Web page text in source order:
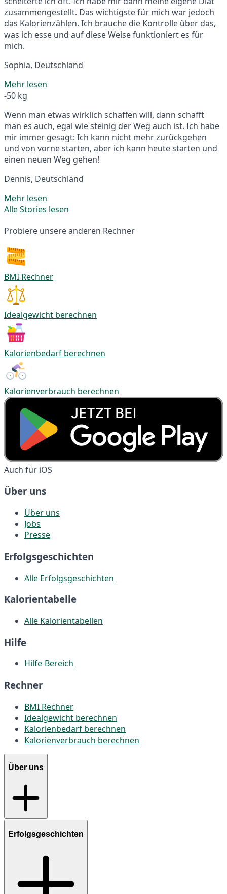
zusammengestellt. Das wichtigste für mich war jedoch
das Kalorienzählen. Ich brauche die Kontrolle über das,
was ich esse und auf diese Weise funktioniert es für
mich.
Sophia, Deutschland
Mehr lesen
-50 kg
Wenn man etwas wirklich schaffen will, dann schafft
man es auch, egal wie steinig der Weg auch ist. Ich habe
mir immer gesagt: Ich kann nicht mehr zurückgehen
und von vorne starten, aber ich kann heute starten und
einen neuen Weg gehen!
Dennis, Deutschland
Mehr lesen
Alle Stories lesen
Probiere unsere anderen Rechner
BMI Rechner
Idealgewicht berechnen
Kalorienbedarf berechnen
Kalorienverbrauch berechnen
Auch für iOS
Über uns
Über uns
Jobs
Presse
Erfolgsgeschichten
Alle Erfolgsgeschichten
Kalorientabelle
Alle Kalorientabellen
Hilfe
Hilfe-Bereich
Rechner
BMI Rechner
Idealgewicht berechnen
Kalorienbedarf berechnen
Kalorienverbrauch berechnen
Über uns
Erfolgsgeschichten